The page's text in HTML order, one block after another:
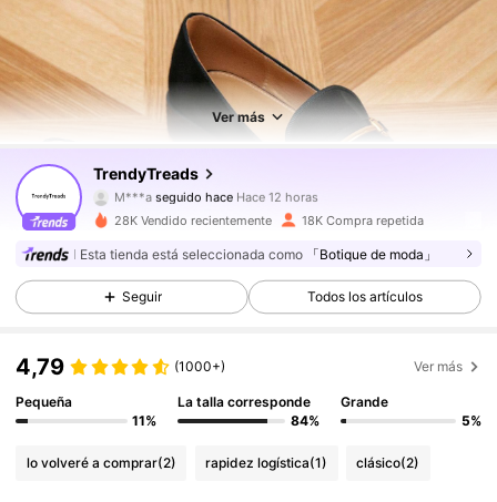
Ver más
TrendyTreads
M***aseguido hace Hace 12 horas
4,84
16K Seguidores
4,84 16K Seguidores
4,84 16K Seguidores
28K Vendido recientemente 18K Compra repetida
Esta tienda está seleccionada como 「Botique de moda」
Seguir Todos los artículos
4,79 (1000+) Ver más
Pequeña
11%
La talla corresponde
84%
Grande
5%
lo volveré a comprar(2) rapidez logística(1) clásico(2)